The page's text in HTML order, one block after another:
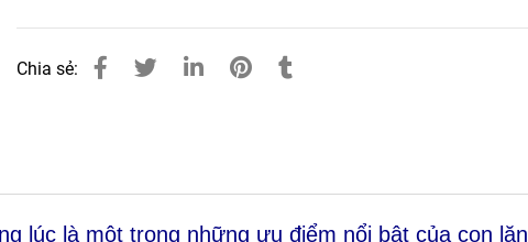
Chia sẻ:
lúc là một trong những ưu điểm nổi bật của con lăn